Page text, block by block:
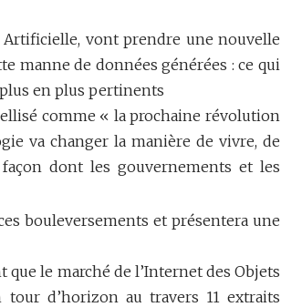
Artificielle, vont prendre une nouvelle
manne de données générées : ce qui
en plus pertinents
comme « la prochaine révolution
va changer la manière de vivre, de
dont les gouvernements et les
bouleversements et présentera une
le marché de l’Internet des Objets
d’horizon au travers 11 extraits